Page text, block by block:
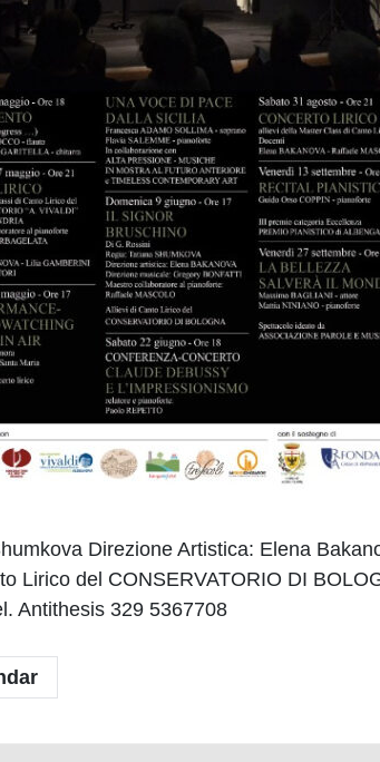
Direzione Artistica: Elena
Lirico del CONSERVATORIO DI
Antithesis 329 5367708